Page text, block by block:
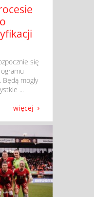
się
mogły
...
więcej